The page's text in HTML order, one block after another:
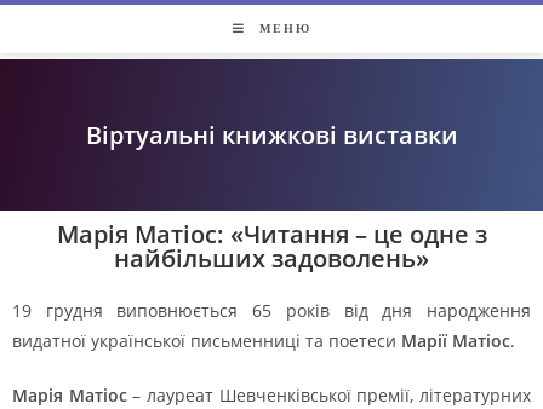
МЕНЮ
Віртуальні книжкові виставки
Марія Матіос: «Читання – це одне з
найбільших задоволень»
19 грудня виповнюється 65 років від дня народження
видатної української письменниці та поетеси Марії Матіос.
Марія Матіос– лауреат Шевченківської премії, літературних